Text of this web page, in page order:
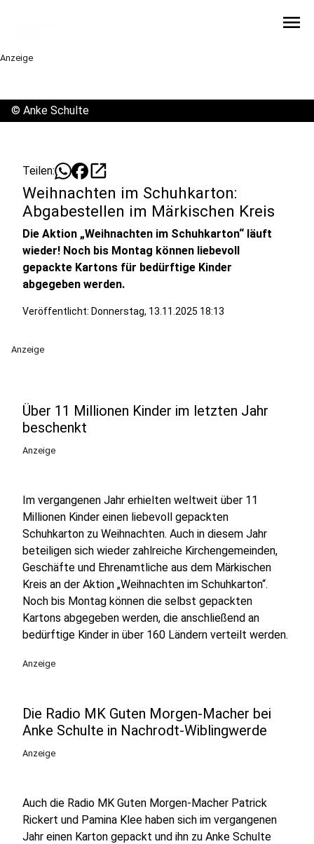
menu
Anzeige
© Anke Schulte
Teilen: open_in_new
Weihnachten im Schuhkarton:
Abgabestellen im Märkischen Kreis
Die Aktion „Weihnachten im Schuhkarton“ läuft
wieder! Noch bis Montag können liebevoll
gepackte Kartons für bedürftige Kinder
abgegeben werden.
Veröffentlicht: Donnerstag, 13.11.2025 18:13
Anzeige
Über 11 Millionen Kinder im letzten Jahr
beschenkt
Anzeige
Im vergangenen Jahr erhielten weltweit über 11
Millionen Kinder einen liebevoll gepackten
Schuhkarton zu Weihnachten. Auch in diesem Jahr
beteiligen sich wieder zahlreiche Kirchengemeinden,
Geschäfte und Ehrenamtliche aus dem Märkischen
Kreis an der Aktion „Weihnachten im Schuhkarton“.
Noch bis Montag können die selbst gepackten
Kartons abgegeben werden, die anschließend an
bedürftige Kinder in über 160 Ländern verteilt werden.
Anzeige
Die Radio MK Guten Morgen-Macher bei
Anke Schulte in Nachrodt-Wiblingwerde
Anzeige
Auch die Radio MK Guten Morgen-Macher Patrick
Rickert und Pamina Klee haben sich im vergangenen
Jahr einen Karton gepackt und ihn zu Anke Schulte